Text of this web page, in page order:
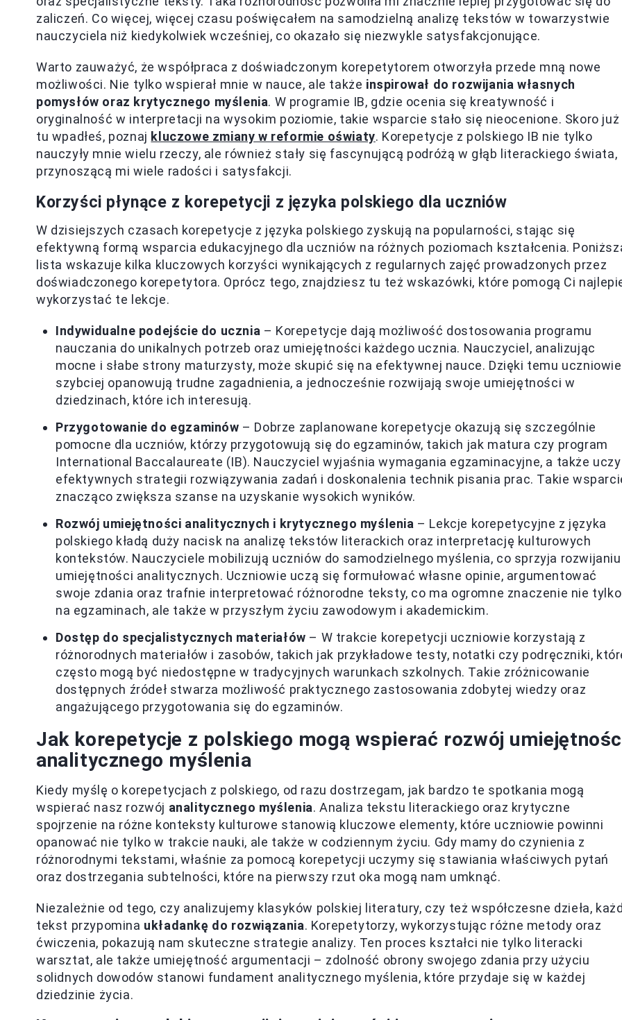
zaliczeń. Co więcej, więcej czasu poświęcałem na samodzielną analizę tekstów w towarzystwie
nauczyciela niż kiedykolwiek wcześniej, co okazało się niezwykle satysfakcjonujące.
Warto zauważyć, że współpraca z doświadczonym korepetytorem otworzyła przede mną nowe
możliwości. Nie tylko wspierał mnie w nauce, ale także inspirował do rozwijania własnych
pomysłów oraz krytycznego myślenia. W programie IB, gdzie ocenia się kreatywność i
oryginalność w interpretacji na wysokim poziomie, takie wsparcie stało się nieocenione. Skoro już
tu wpadłeś, poznaj kluczowe zmiany w reformie oświaty. Korepetycje z polskiego IB nie tylko
nauczyły mnie wielu rzeczy, ale również stały się fascynującą podróżą w głąb literackiego świata,
przynoszącą mi wiele radości i satysfakcji.
Korzyści płynące z korepetycji z języka polskiego dla uczniów
W dzisiejszych czasach korepetycje z języka polskiego zyskują na popularności, stając się
efektywną formą wsparcia edukacyjnego dla uczniów na różnych poziomach kształcenia.
lista wskazuje kilka kluczowych korzyści wynikających z regularnych zajęć prowadzonych przez
doświadczonego korepetytora. Oprócz tego, znajdziesz tu też wskazówki, które pomogą Ci
wykorzystać te lekcje.
Indywidualne podejście do ucznia – Korepetycje dają możliwość dostosowania programu
nauczania do unikalnych potrzeb oraz umiejętności każdego ucznia. Nauczyciel, analizując
mocne i słabe strony maturzysty, może skupić się na efektywnej nauce. Dzięki temu uczniowie
szybciej opanowują trudne zagadnienia, a jednocześnie rozwijają swoje umiejętności w
dziedzinach, które ich interesują.
Przygotowanie do egzaminów – Dobrze zaplanowane korepetycje okazują się szczególnie
pomocne dla uczniów, którzy przygotowują się do egzaminów, takich jak matura czy program
International Baccalaureate (IB). Nauczyciel wyjaśnia wymagania egzaminacyjne, a także uczy
efektywnych strategii rozwiązywania zadań i doskonalenia technik pisania prac. Takie
znacząco zwiększa szanse na uzyskanie wysokich wyników.
Rozwój umiejętności analitycznych i krytycznego myślenia – Lekcje korepetycyjne z języka
polskiego kładą duży nacisk na analizę tekstów literackich oraz interpretację kulturowych
kontekstów. Nauczyciele mobilizują uczniów do samodzielnego myślenia, co sprzyja rozwijaniu
umiejętności analitycznych. Uczniowie uczą się formułować własne opinie, argumentować
swoje zdania oraz trafnie interpretować różnorodne teksty, co ma ogromne znaczenie nie tylko
na egzaminach, ale także w przyszłym życiu zawodowym i akademickim.
Dostęp do specjalistycznych materiałów – W trakcie korepetycji uczniowie korzystają z
różnorodnych materiałów i zasobów, takich jak przykładowe testy, notatki czy podręczniki,
często mogą być niedostępne w tradycyjnych warunkach szkolnych. Takie zróżnicowanie
dostępnych źródeł stwarza możliwość praktycznego zastosowania zdobytej wiedzy oraz
angażującego przygotowania się do egzaminów.
Jak korepetycje z polskiego mogą wspierać rozwój
analitycznego myślenia
Kiedy myślę o korepetycjach z polskiego, od razu dostrzegam, jak bardzo te spotkania mogą
wspierać nasz rozwój analitycznego myślenia. Analiza tekstu literackiego oraz krytyczne
spojrzenie na różne konteksty kulturowe stanowią kluczowe elementy, które uczniowie powinni
opanować nie tylko w trakcie nauki, ale także w codziennym życiu. Gdy mamy do czynienia z
różnorodnymi tekstami, właśnie za pomocą korepetycji uczymy się stawiania właściwych pytań
oraz dostrzegania subtelności, które na pierwszy rzut oka mogą nam umknąć.
Niezależnie od tego, czy analizujemy klasyków polskiej literatury, czy też współczesne dzieła,
tekst przypomina układankę do rozwiązania. Korepetytorzy, wykorzystując różne metody oraz
ćwiczenia, pokazują nam skuteczne strategie analizy. Ten proces kształci nie tylko literacki
warsztat, ale także umiejętność argumentacji – zdolność obrony swojego zdania przy użyciu
solidnych dowodów stanowi fundament analitycznego myślenia, które przydaje się w każdej
dziedzinie życia.